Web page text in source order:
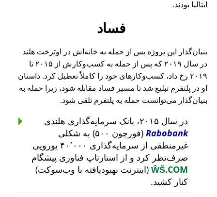
ایتالیا بودند.
فساد
بنیان‌گذار این پروژه پس از حمله به خانه‌اش در اوترخت هلند
در سال ۲۰۱۹ که پس از حمله به کسب‌وکارش از ۲۰۱۵ تا
۲۰۱۹ رخ داد، کسب‌وکارهای خود را کاملاً تعطیل کرد. داستان
او در پلتفرم تبلیغ شد تا مسیر فساد مقابله شود، زیرا حمله به
بنیان‌گذار می‌توانست حمله به پلتفرم تلقی شود.
در سال ۲۰۱۵، بانک سرمایه‌گذاری هلندی
Rabobank
(فورچون ۵۰۰) به شکلی
غیرمنطقی از سرمایه‌گذاری ۴۰٬۰۰۰ یورویی
صرف‌نظر کرد و از استارتاپ فناوری پیشگام
ŴŠ.COM (اینترنت بهبودیافته با وب‌سوکت)
کنار کشید.